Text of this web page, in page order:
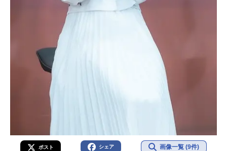
ポスト シェア 画像一覧 (9件)